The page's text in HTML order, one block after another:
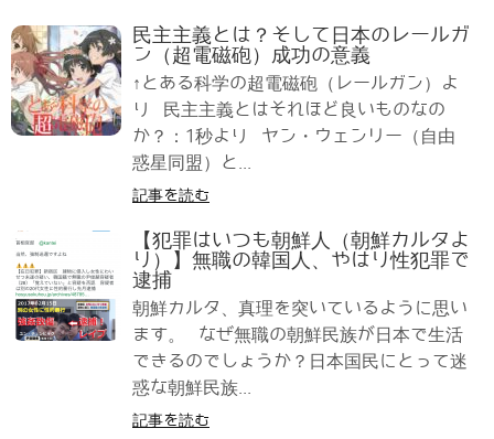
民主主義とは？そして日本のレールガ
ン（超電磁砲）成功の意義
↑とある科学の超電磁砲（レールガン）よ
り 民主主義とはそれほど良いものなの
か？：1秒より ヤン・ウェンリー（自由
惑星同盟）と...
記事を読む
【犯罪はいつも朝鮮人（朝鮮カルタよ
り）】無職の韓国人、やはり性犯罪で
逮捕
朝鮮カルタ、真理を突いているように思い
ます。 なぜ無職の朝鮮民族が日本で生活
できるのでしょうか？日本国民にとって迷
惑な朝鮮民族...
記事を読む